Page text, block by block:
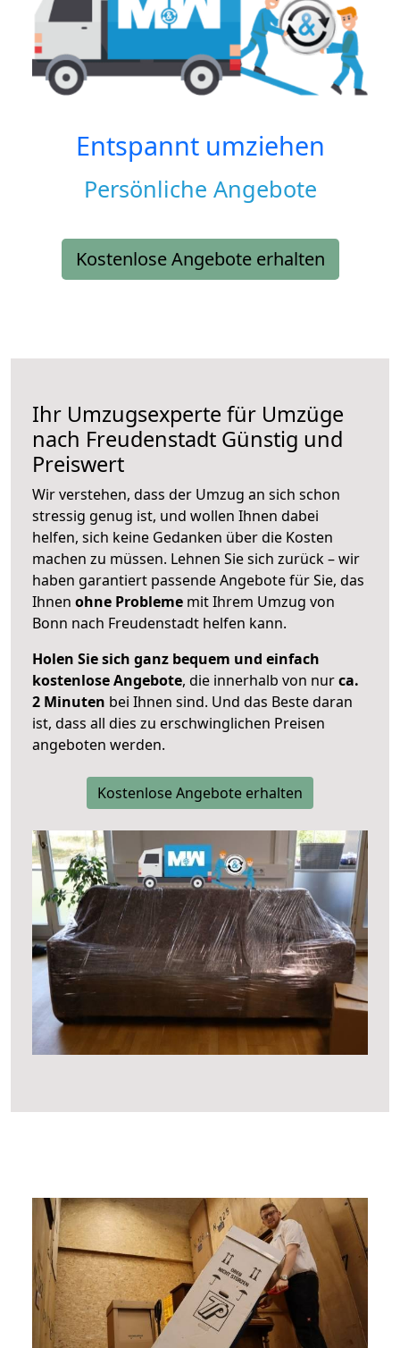
Entspannt umziehen
Persönliche Angebote
Kostenlose Angebote erhalten
Ihr Umzugsexperte für Umzüge
nach Freudenstadt Günstig und
Preiswert
Wir verstehen, dass der Umzug an sich schon
stressig genug ist, und wollen Ihnen dabei
helfen, sich keine Gedanken über die Kosten
machen zu müssen. Lehnen Sie sich zurück – wir
haben garantiert passende Angebote für Sie, das
Ihnen ohne Probleme mit Ihrem Umzug von
Bonn nach Freudenstadt helfen kann.
Holen Sie sich ganz bequem und einfach
kostenlose Angebote, die innerhalb von nurca.
2 Minuten bei Ihnen sind. Und das Beste daran
ist, dass all dies zu erschwinglichen Preisen
angeboten werden.
Kostenlose Angebote erhalten